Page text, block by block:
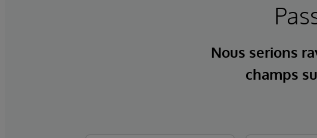
Nous serions
champs